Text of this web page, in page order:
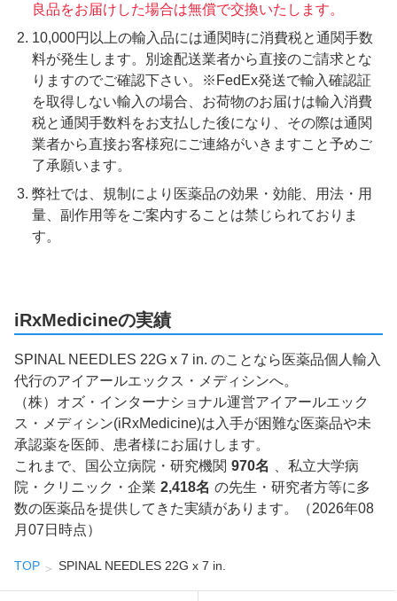
良品をお届けした場合は無償で交換いたします。
10,000円以上の輸入品には通関時に消費税と通関手数
料が発生します。別途配送業者から直接のご請求とな
りますのでご確認下さい。※FedEx発送で輸入確認証
を取得しない輸入の場合、お荷物のお届けは輸入消費
税と通関手数料をお支払した後になり、その際は通関
業者から直接お客様宛にご連絡がいきますこと予めご
了承願います。
弊社では、規制により医薬品の効果・効能、用法・用
量、副作用等をご案内することは禁じられておりま
す。
iRxMedicineの実績
SPINAL NEEDLES 22G x 7 in. のことなら医薬品個人輸入
代行のアイアールエックス・メディシンへ。
（株）オズ・インターナショナル運営アイアールエック
ス・メディシン(iRxMedicine)は入手が困難な医薬品や未
承認薬を医師、患者様にお届けします。
これまで、国公立病院・研究機関 970名
、私立大学病
院・クリニック・企業 2,418名 の先生・研究者方等に多
数の医薬品を提供してきた実績があります。（2026年08
月07日時点）
TOP SPINAL NEEDLES 22G x 7 in.